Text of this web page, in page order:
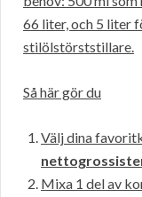
66 liter, och 5 liter
stilölstörststillare.
Så här gör du
Välj dina
Mixa 1 del av